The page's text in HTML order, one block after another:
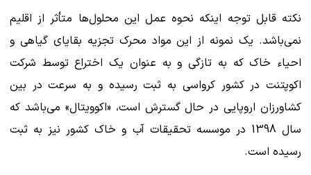
نکته قابل توجه اینکه نحوه عمل این محلول‌ها متأثر از اقلیم
نمی‌باشد. یک نمونه از این مواد محرک تجزیه بقایای گیاهی و
احیاء خاک که به تازگی و به عنوان یک اختراع توسط شرکت
اکوپتنت در کشور کرواسی به ثبت رسیده و به سرعت در بین
کشاورزان اروپایی در حال گسترش است، «اکوویتال» می‌باشد که
سال 1398 در موسسه تحقیقات آب و خاک کشور نیز به ثبت
رسیده است.